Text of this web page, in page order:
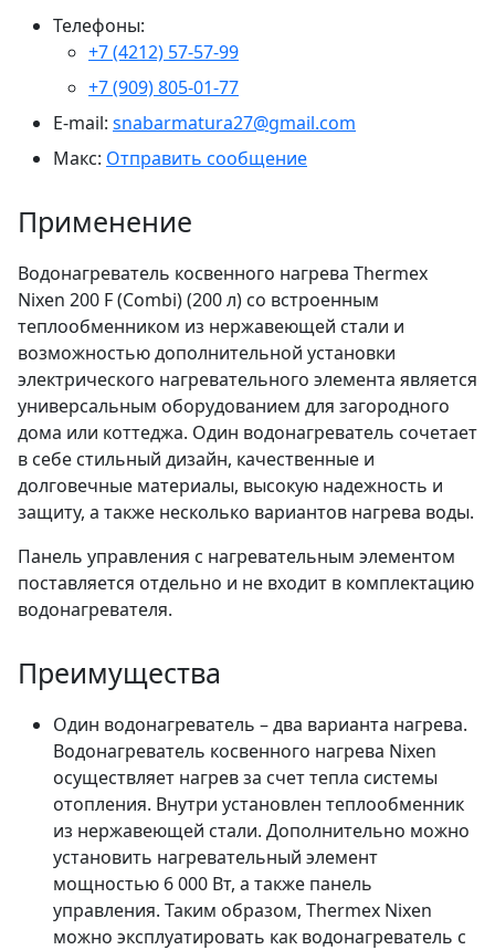
Телефоны:
+7 (4212) 57-57-99
+7 (909) 805-01-77
E-mail: snabarmatura27@gmail.com
Макс: Отправить сообщение
Применение
Водонагреватель косвенного нагрева Thermex
Nixen 200 F (Combi) (200 л) со встроенным
теплообменником из нержавеющей стали и
возможностью дополнительной установки
электрического нагревательного элемента является
универсальным оборудованием для загородного
дома или коттеджа. Один водонагреватель сочетает
в себе стильный дизайн, качественные и
долговечные материалы, высокую надежность и
защиту, а также несколько вариантов нагрева воды.
Панель управления с нагревательным элементом
поставляется отдельно и не входит в комплектацию
водонагревателя.
Преимущества
Один водонагреватель – два варианта нагрева.
Водонагреватель косвенного нагрева Nixen
осуществляет нагрев за счет тепла системы
отопления. Внутри установлен теплообменник
из нержавеющей стали. Дополнительно можно
установить нагревательный элемент
мощностью 6 000 Вт, а также панель
управления. Таким образом, Thermex Nixen
можно эксплуатировать как водонагреватель с